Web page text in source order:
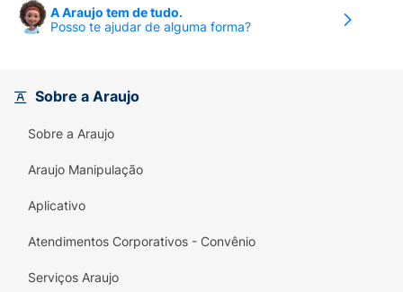
terminal da armação.
possui aproximadamente 380m
Atenção:Este produto só pode ser inserido ou
removido por um médico devidamente
inserção com flange (marcador de
profundidade).1 haste sólida.3 etiquetas de
A Araujo tem de tudo.
Posso te ajudar de alguma forma?
Sobre a Araujo
Sobre a Araujo
Araujo Manipulação
Aplicativo
Atendimentos Corporativos - Convênio
Serviços Araujo